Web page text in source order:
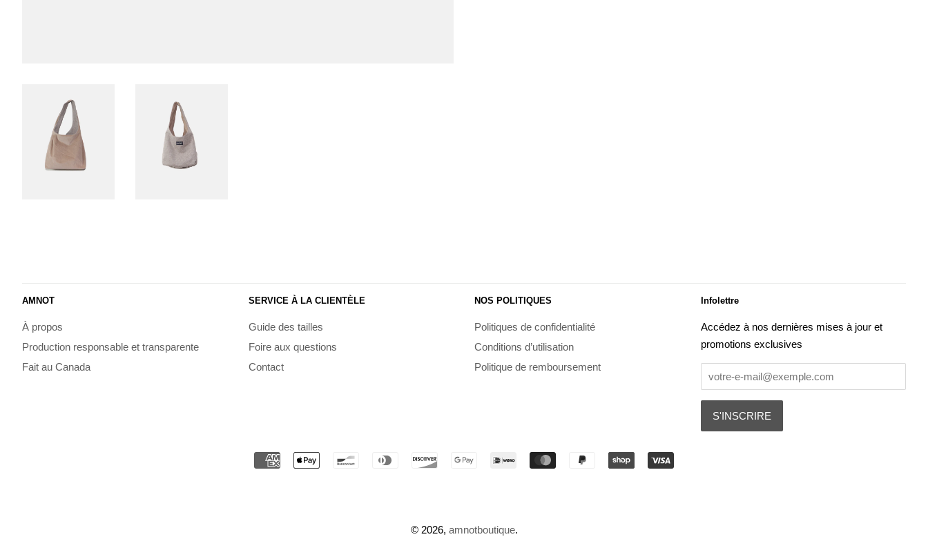
AMNOT
À propos
Production responsable et transparente
Fait au Canada
SERVICE À LA CLIENTÈLE
Guide des tailles
Foire aux questions
Contact
NOS POLITIQUES
Politiques de confidentialité
Conditions d’utilisation
Politique de remboursement
Infolettre
Accédez à nos dernières mises à jour et
promotions exclusives
Méthodes
© 2026, amnotboutique.